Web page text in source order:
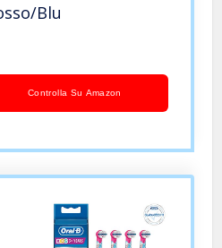
Blu
Controlla Su Amazon